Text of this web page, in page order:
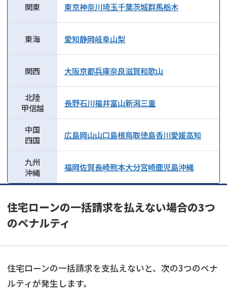
関東 東京神奈川埼玉千葉茨城群馬栃木
東海 愛知静岡岐阜山梨
関西 大阪京都兵庫奈良滋賀和歌山
北陸
甲信越
長野石川福井富山新潟三重
中国
四国
広島岡山山口島根鳥取徳島香川愛媛高知
九州
沖縄
福岡佐賀長崎熊本大分宮崎鹿児島沖縄
住宅ローンの一括請求を払えない場合の3つ
のペナルティ
住宅ローンの一括請求を支払えないと、次の3つのペナ
ルティが発生します。